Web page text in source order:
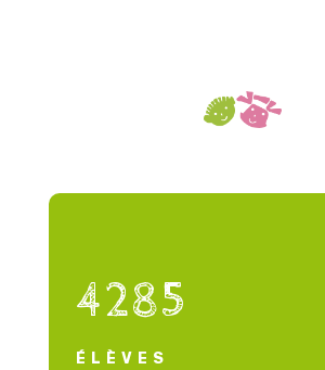
4285
ÉLÈVES